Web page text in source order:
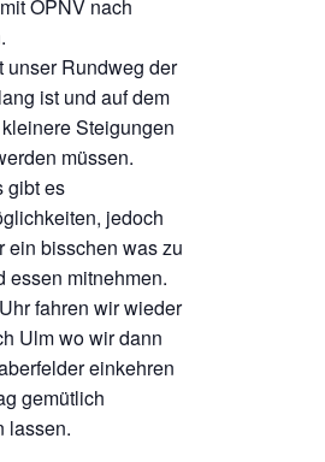
ÖPNV nach
unser Rundweg der
ist und auf dem
Steigungen
müssen.
gibt es
jedoch
ein bisschen was zu
essen mitnehmen.
fahren wir wieder
Ulm wo wir dann
einkehren
gemütlich
lassen.